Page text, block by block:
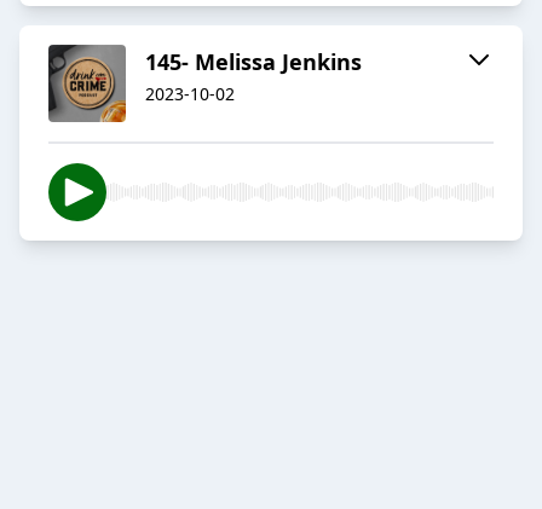
145- Melissa Jenkins
2023-10-02